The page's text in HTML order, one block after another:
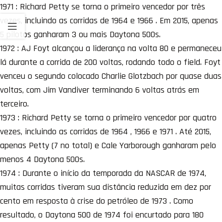
1971 : Richard Petty se torna o primeiro vencedor por três
vezes, incluindo as corridas de 1964 e 1966 . Em 2015, apenas
5 pilotos ganharam 3 ou mais Daytona 500s.
1972 : AJ Foyt alcançou a liderança na volta 80 e permaneceu
lá durante a corrida de 200 voltas, rodando todo o field. Foyt
venceu o segundo colocado Charlie Glotzbach por quase duas
voltas, com Jim Vandiver terminando 6 voltas atrás em
terceiro.
1973 : Richard Petty se torna o primeiro vencedor por quatro
vezes, incluindo as corridas de 1964 , 1966 e 1971 . Até 2015,
apenas Petty (7 no total) e Cale Yarborough ganharam pelo
menos 4 Daytona 500s.
1974 : Durante o início da temporada da NASCAR de 1974,
muitas corridas tiveram sua distância reduzida em dez por
cento em resposta à crise do petróleo de 1973 . Como
resultado, o Daytona 500 de 1974 foi encurtado para 180